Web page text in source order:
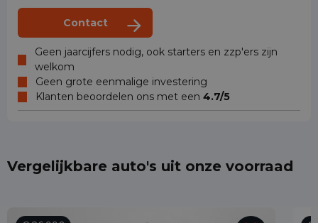
Contact
Geen jaarcijfers nodig, ook starters en zzp'ers zijn
welkom
Geen grote eenmalige investering
Klanten beoordelen ons met een 4.7/5
Vergelijkbare auto's uit onze voorraad